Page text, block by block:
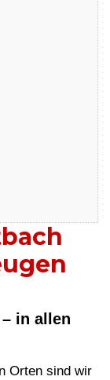
in allen
Orten sind wir